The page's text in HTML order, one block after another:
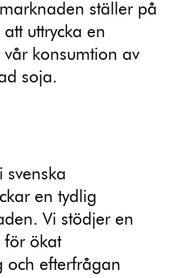
ställer på
uttrycka en
konsumtion av
soja.
svenska
en tydlig
Vi stödjer en
för ökat
och efterfrågan